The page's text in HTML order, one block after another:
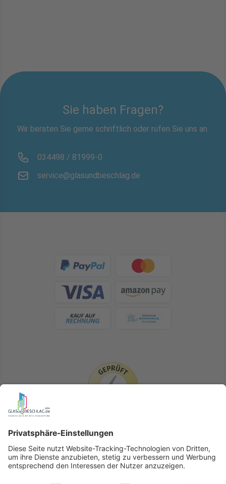
Sie haben Fragen?
Wir beraten Sie gerne schriftlich oder rufen Sie uns an.
034498 / 81999-0
service@glasundbeschlag.de